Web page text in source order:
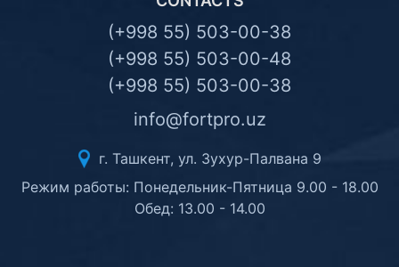
(+998 55) 503-00-38
(+998 55) 503-00-48
(+998 55) 503-00-38
info@fortpro.uz
г. Ташкент, ул. Зухур-Палвана 9
Режим работы: Понедельник-Пятница 9.00 - 18.00
Обед: 13.00 - 14.00